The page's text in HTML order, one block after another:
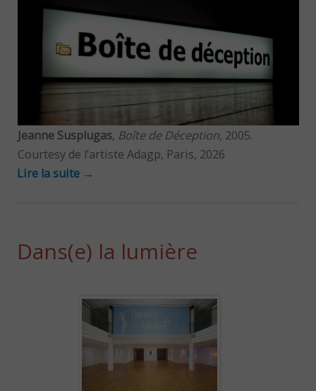
Jeanne Susplugas, Boîte de Déception, 2005.
Courtesy de l’artiste Adagp, Paris, 2026
Lire la suite →
Dans(e) la lumière